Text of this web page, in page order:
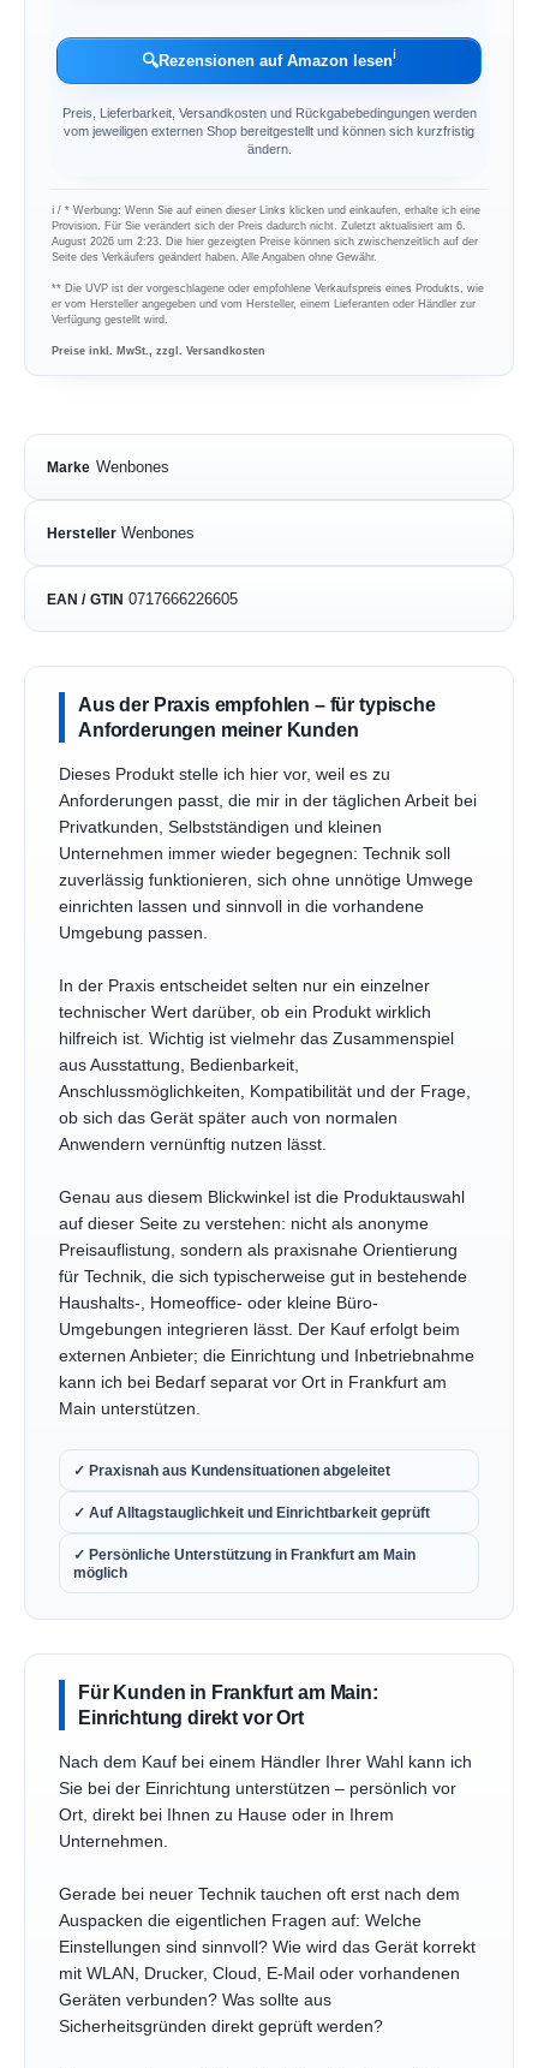
🔍Rezensionen auf Amazon lesenℹ︎
Preis, Lieferbarkeit, Versandkosten und Rückgabebedingungen werden
vom jeweiligen externen Shop bereitgestellt und können sich kurzfristig
ändern.
ℹ︎ / * Werbung: Wenn Sie auf einen dieser Links klicken und einkaufen, erhalte ich eine
Provision. Für Sie verändert sich der Preis dadurch nicht. Zuletzt aktualisiert am 6.
August 2026 um 2:23. Die hier gezeigten Preise können sich zwischenzeitlich auf der
Seite des Verkäufers geändert haben. Alle Angaben ohne Gewähr.
** Die UVP ist der vorgeschlagene oder empfohlene Verkaufspreis eines Produkts, wie
er vom Hersteller angegeben und vom Hersteller, einem Lieferanten oder Händler zur
Verfügung gestellt wird.
Preise inkl. MwSt., zzgl. Versandkosten
Marke Wenbones
Hersteller Wenbones
EAN / GTIN 0717666226605
Aus der Praxis empfohlen – für typische
Anforderungen meiner Kunden
Dieses Produkt stelle ich hier vor, weil es zu
Anforderungen passt, die mir in der täglichen Arbeit bei
Privatkunden, Selbstständigen und kleinen
Unternehmen immer wieder begegnen: Technik soll
zuverlässig funktionieren, sich ohne unnötige Umwege
einrichten lassen und sinnvoll in die vorhandene
Umgebung passen.
In der Praxis entscheidet selten nur ein einzelner
technischer Wert darüber, ob ein Produkt wirklich
hilfreich ist. Wichtig ist vielmehr das Zusammenspiel
aus Ausstattung, Bedienbarkeit,
Anschlussmöglichkeiten, Kompatibilität und der Frage,
ob sich das Gerät später auch von normalen
Anwendern vernünftig nutzen lässt.
Genau aus diesem Blickwinkel ist die Produktauswahl
auf dieser Seite zu verstehen: nicht als anonyme
Preisauflistung, sondern als praxisnahe Orientierung
für Technik, die sich typischerweise gut in bestehende
Haushalts-, Homeoffice- oder kleine Büro-
Umgebungen integrieren lässt. Der Kauf erfolgt beim
externen Anbieter; die Einrichtung und Inbetriebnahme
kann ich bei Bedarf separat vor Ort in Frankfurt am
Main unterstützen.
✓ Praxisnah aus Kundensituationen abgeleitet
✓ Auf Alltagstauglichkeit und Einrichtbarkeit geprüft
✓ Persönliche Unterstützung in Frankfurt am Main
möglich
Für Kunden in Frankfurt am Main:
Einrichtung direkt vor Ort
Nach dem Kauf bei einem Händler Ihrer Wahl kann ich
Sie bei der Einrichtung unterstützen – persönlich vor
Ort, direkt bei Ihnen zu Hause oder in Ihrem
Unternehmen.
Gerade bei neuer Technik tauchen oft erst nach dem
Auspacken die eigentlichen Fragen auf: Welche
Einstellungen sind sinnvoll? Wie wird das Gerät korrekt
mit WLAN, Drucker, Cloud, E-Mail oder vorhandenen
Geräten verbunden? Was sollte aus
Sicherheitsgründen direkt geprüft werden?